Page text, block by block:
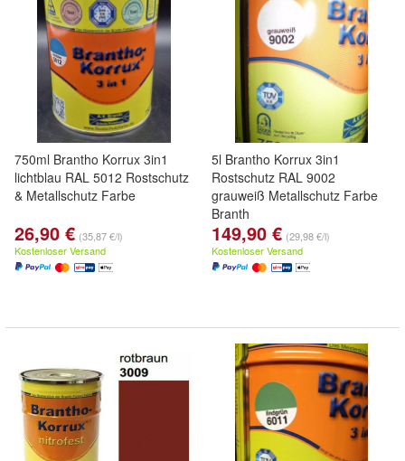
750ml Brantho Korrux 3in1
lichtblau RAL 5012 Rostschutz
& Metallschutz Farbe
26,90 € (35,87 €/l)
Kostenloser Versand
5l Brantho Korrux 3in1
Rostschutz RAL 9002
grauweiß Metallschutz Farbe
Branth
149,90 € (29,98 €/l)
Kostenloser Versand